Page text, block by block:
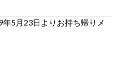
5月23日よりお持ち帰りメ